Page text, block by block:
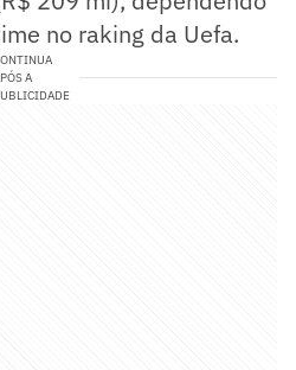
no raking da Uefa.
A